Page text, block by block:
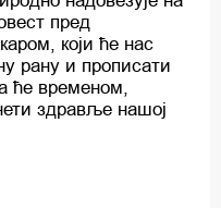
пред
који ће нас
рану и прописати
ће временом,
здравље нашој